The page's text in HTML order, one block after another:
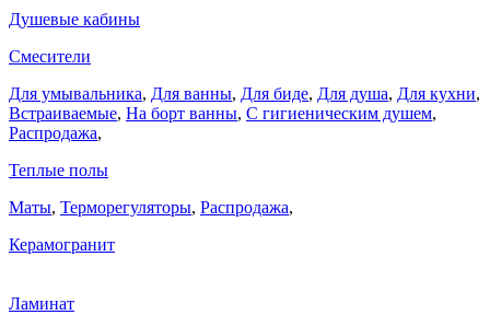
Душевые кабины
Смесители
Для умывальника, Для ванны, Для биде, Для душа, Для кухни,
Встраиваемые, На борт ванны, C гигиеническим душем,
Распродажа,
Теплые полы
Маты, Терморегуляторы, Распродажа,
Керамогранит
Ламинат